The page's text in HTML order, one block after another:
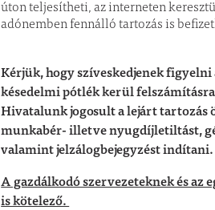
úton teljesítheti, az interneten
adónemben fennálló tartozás is
Kérjük, hogy szíveskedjenek
késedelmi pótlék kerül
Hivatalunk jogosult a lejárt tartozás
munkabér- illetve nyugdíjletiltást,
valamint jelzálogbejegyzést indítani.
A gazdálkodó szervezeteknek és
is kötelező.